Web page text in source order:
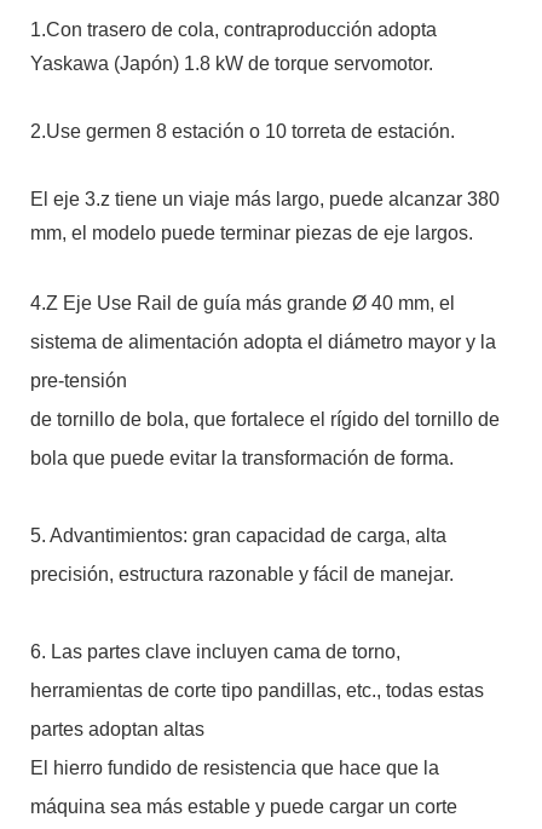
1.Con trasero de cola, contraproducción adopta
Yaskawa (Japón) 1.8 kW de torque servomotor.
2.Use germen 8 estación o 10 torreta de estación.
El eje 3.z tiene un viaje más largo, puede alcanzar 380
mm, el modelo puede terminar piezas de eje largos.
4.Z Eje Use Rail de guía más grande Ø 40 mm, el
sistema de alimentación adopta el diámetro mayor y la
pre-tensión
de tornillo de bola, que fortalece el rígido del tornillo de
bola que puede evitar la transformación de forma.
5. Advantimientos: gran capacidad de carga, alta
precisión, estructura razonable y fácil de manejar.
6. Las partes clave incluyen cama de torno,
herramientas de corte tipo pandillas, etc., todas estas
partes adoptan altas
El hierro fundido de resistencia que hace que la
máquina sea más estable y puede cargar un corte